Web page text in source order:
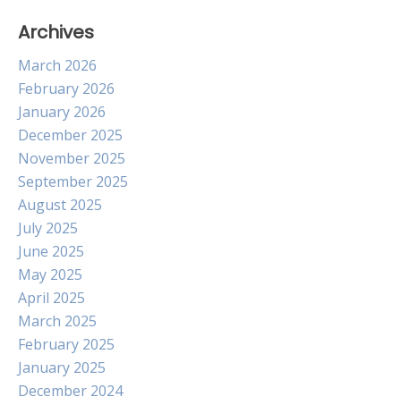
Archives
March 2026
February 2026
January 2026
December 2025
November 2025
September 2025
August 2025
July 2025
June 2025
May 2025
April 2025
March 2025
February 2025
January 2025
December 2024